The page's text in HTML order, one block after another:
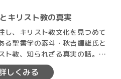
キリスト教の真実
、キリスト教文化を見つめて
る聖書学の泰斗・秋吉輝雄氏と
ト教、知られざる真実の話。単
しくみる